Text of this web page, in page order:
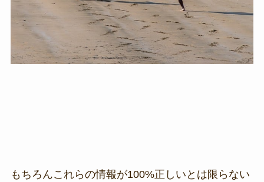
もちろんこれらの情報が100%正しいとは限らない